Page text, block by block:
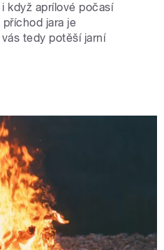
když aprílové počasí
jara je
tedy potěší jarní